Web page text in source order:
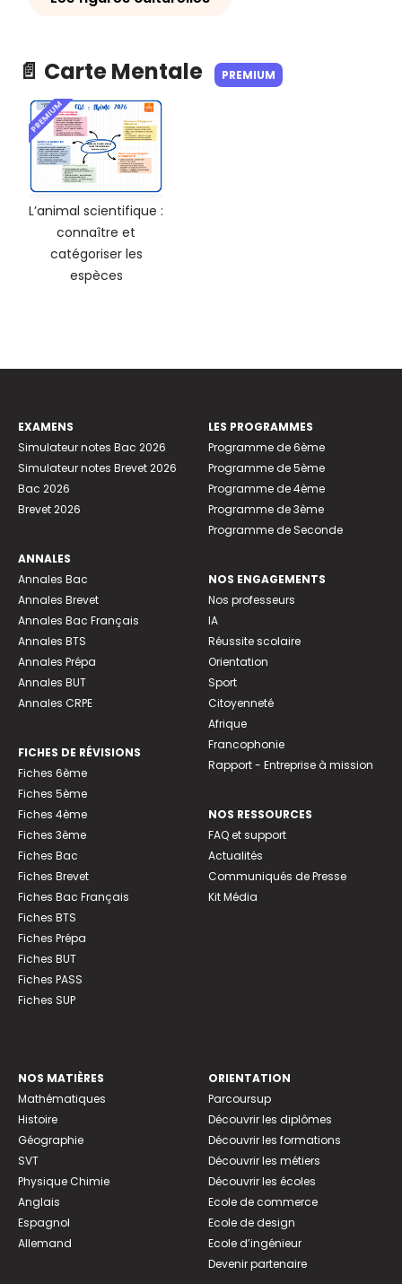
📄 Carte Mentale PREMIUM
PREMIUM
L’animal scientifique :
connaître et
catégoriser les
espèces
EXAMENS
Simulateur notes Bac 2026
Simulateur notes Brevet 2026
Bac 2026
Brevet 2026
ANNALES
Annales Bac
Annales Brevet
Annales Bac Français
Annales BTS
Annales Prépa
Annales BUT
Annales CRPE
FICHES DE RÉVISIONS
Fiches 6ème
Fiches 5ème
Fiches 4ème
Fiches 3ème
Fiches Bac
Fiches Brevet
Fiches Bac Français
Fiches BTS
Fiches Prépa
Fiches BUT
Fiches PASS
Fiches SUP
LES PROGRAMMES
Programme de 6ème
Programme de 5ème
Programme de 4ème
Programme de 3ème
Programme de Seconde
NOS ENGAGEMENTS
Nos professeurs
IA
Réussite scolaire
Orientation
Sport
Citoyenneté
Afrique
Francophonie
Rapport - Entreprise à mission
NOS RESSOURCES
FAQ et support
Actualités
Communiqués de Presse
Kit Média
NOS MATIÈRES
Mathématiques
Histoire
Géographie
SVT
Physique Chimie
Anglais
Espagnol
Allemand
ORIENTATION
Parcoursup
Découvrir les diplômes
Découvrir les formations
Découvrir les métiers
Découvrir les écoles
Ecole de commerce
Ecole de design
Ecole d’ingénieur
Devenir partenaire